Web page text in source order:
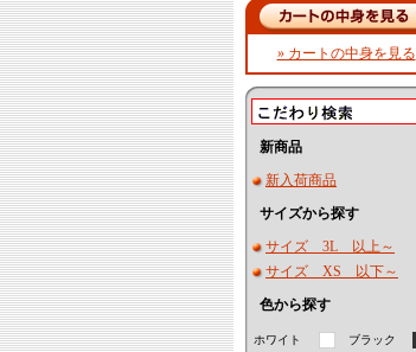
» カートの中身を見る
新商品
新入荷商品
サイズから探す
サイズ 3L 以上～
サイズ XS 以下～
色から探す
ホワイト
ブラック